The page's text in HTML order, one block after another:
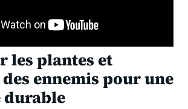
les plantes et
ennemis pour une